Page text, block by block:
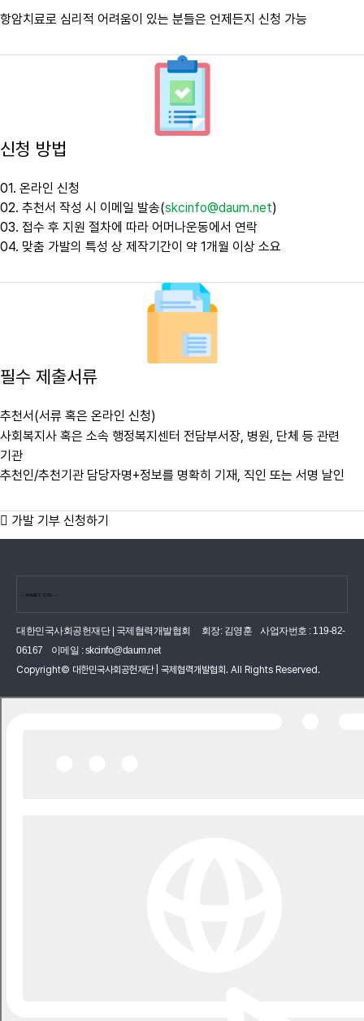
항암치료로 심리적 어려움이 있는 분들은 언제든지 신청 가능
신청 방법
01. 온라인 신청
02. 추천서 작성 시 이메일 발송(skcinfo@daum.net)
03. 접수 후 지원 절차에 따라 어머나운동에서 연락
04. 맞춤 가발의 특성 상 제작기간이 약 1개월 이상 소요
필수 제출서류
추천서(서류 혹은 온라인 신청)
사회복지사 혹은 소속 행정복지센터 전담부서장, 병원, 단체 등 관련
기관
추천인/추천기관 담당자명+정보를 명확히 기재, 직인 또는 서명 날인
가발 기부 신청하기
대한민국사회공헌재단 | 국제협력개발협회 회장: 김영훈
사업자번호 : 119-82-
06167
이메일 :skcinfo@daum.net
Copyright© 대한민국사회공헌재단 | 국제협력개발협회. All Rights Reserved.